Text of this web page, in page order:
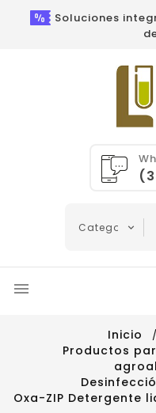
Soluciones

Inicio
Productos
Oxa-ZIP Detergente